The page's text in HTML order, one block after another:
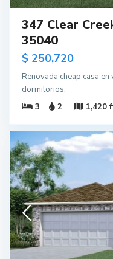
347 Clear
35040
$ 250,720
Renovada cheap casa
dormitorios.
3
2 1,420